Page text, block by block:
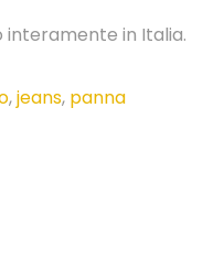
in Italia.
,jeans, panna